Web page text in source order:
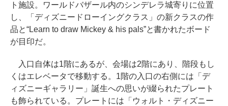
ト施設。ワールドバザール内のシンデレラ城寄りに位置
し、「ディズニードローイングクラス」の新クラスの作
品と“Learn to draw Mickey & his pals”と書かれたボード
が目印だ。
入口自体は1階にあるが、会場は2階にあり、階段もし
くはエレベータで移動する。1階の入口の右側には「デ
ィズニーギャラリー」誕生への思いが綴られたプレート
も飾られている。プレートには「ウォルト・ディズニー